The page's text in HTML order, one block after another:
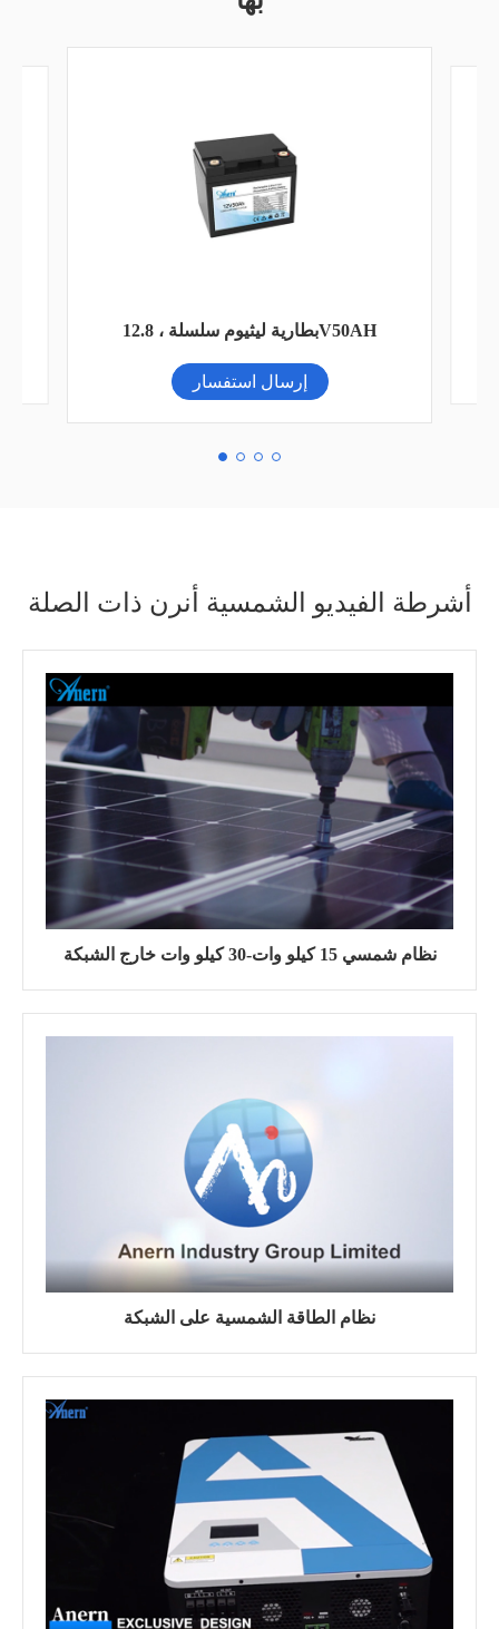
30KW
إرسال استفسار
أشرطة الفيديو الشمسية أنرن ذات الصلة
نظام شمسي 15 كيلو وات-30 كيلو وات خارج الشبكة
نظام الطاقة الشمسية على الشبكة